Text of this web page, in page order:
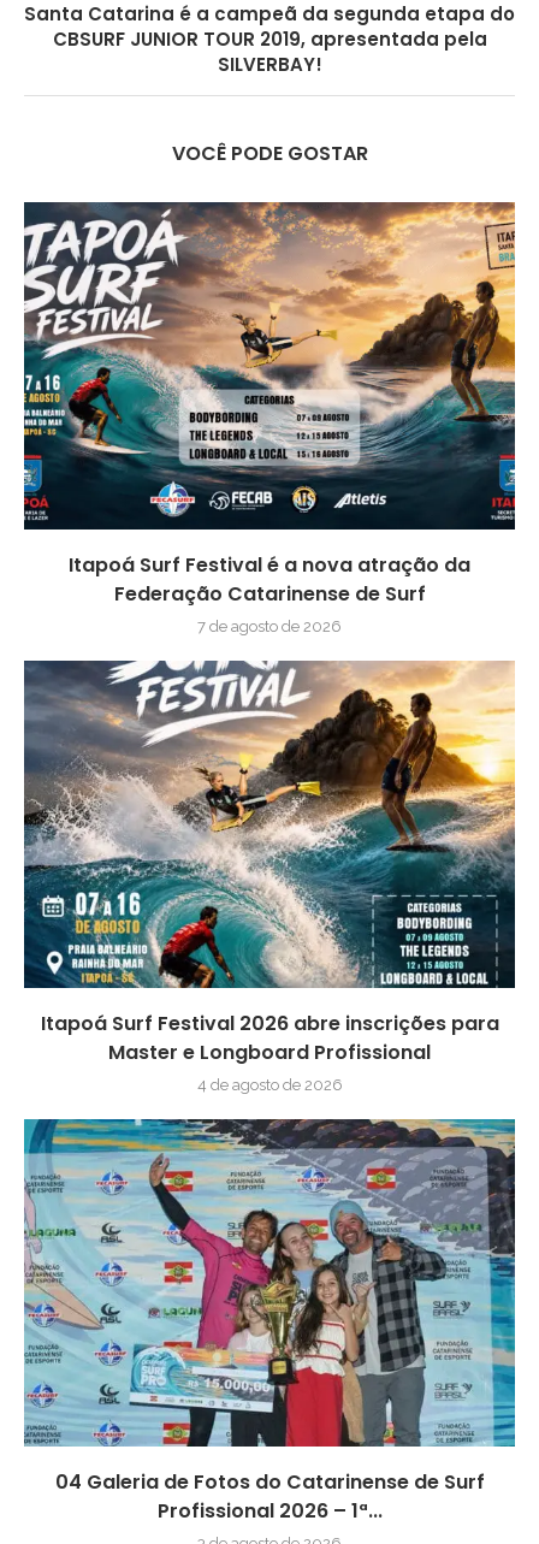
Santa Catarina é a campeã da segunda etapa do
CBSURF JUNIOR TOUR 2019, apresentada pela
SILVERBAY!
VOCÊ PODE GOSTAR
Itapoá Surf Festival é a nova atração da
Federação Catarinense de Surf
7 de agosto de 2026
Itapoá Surf Festival 2026 abre inscrições para
Master e Longboard Profissional
4 de agosto de 2026
04 Galeria de Fotos do Catarinense de Surf
Profissional 2026 – 1ª...